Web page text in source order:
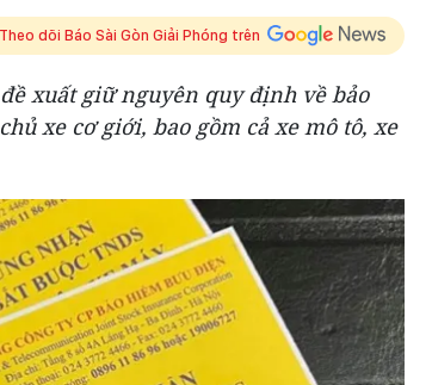
Theo dõi Báo Sài Gòn Giải Phóng trên
xuất giữ nguyên quy định về bảo
xe cơ giới, bao gồm cả xe mô tô, xe